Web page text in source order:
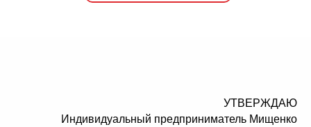
УТВЕРЖДАЮ
Индивидуальный предприниматель Мищенко